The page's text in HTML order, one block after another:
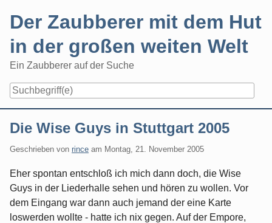
Der Zaubberer mit dem Hut
in der großen weiten Welt
Ein Zaubberer auf der Suche
Die Wise Guys in Stuttgart 2005
Geschrieben von rince am Montag, 21. November 2005
Eher spontan entschloß ich mich dann doch, die Wise
Guys in der Liederhalle sehen und hören zu wollen. Vor
dem Eingang war dann auch jemand der eine Karte
loswerden wollte - hatte ich nix gegen. Auf der Empore,